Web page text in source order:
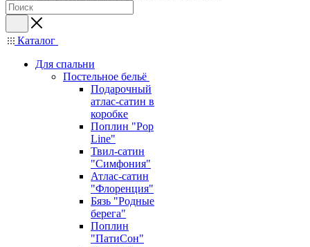
Каталог
Для спальни
Постельное бельё
Подарочный
атлас-сатин в
коробке
Поплин "Pop
Line"
Твил-сатин
"Симфония"
Атлас-сатин
"Флоренция"
Бязь "Родные
берега"
Поплин
"ПатиСон"